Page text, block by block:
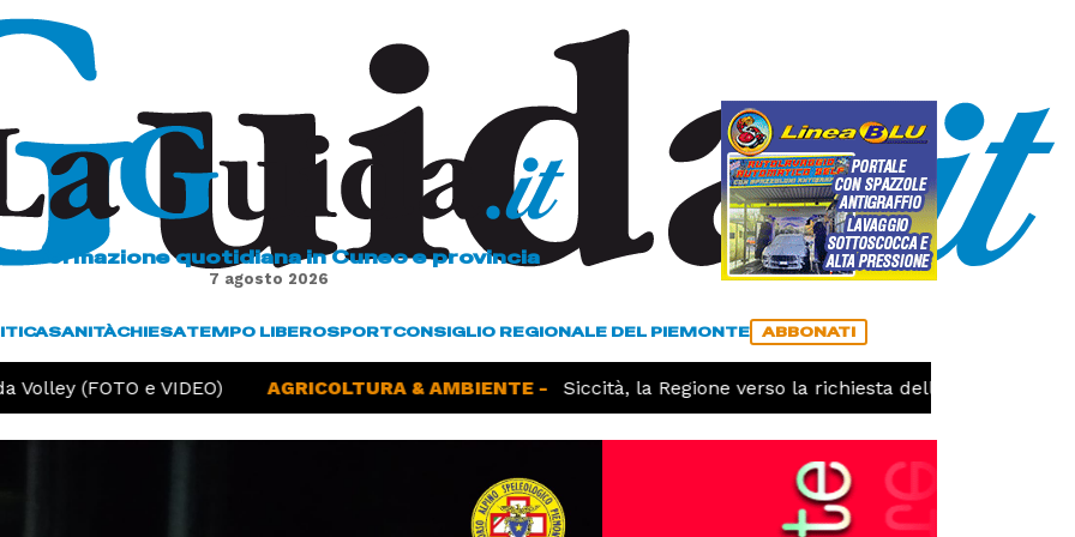
L'informazione quotidiana in Cuneo e provincia
7 agosto 2026
SANITÀCHIESATEMPO LIBEROSPORTCONSIGLIO REGIONALE DEL PIEMONTE ABBONATI
(FOTO e VIDEO) AGRICOLTURA & AMBIENTE - Siccità, la Regione verso la richiesta dello stato di